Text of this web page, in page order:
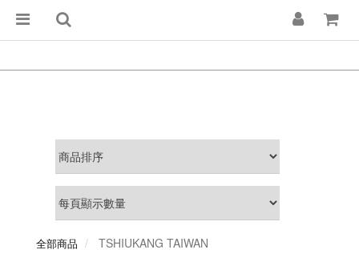
全部商品 TSHIUKANG TAIWAN